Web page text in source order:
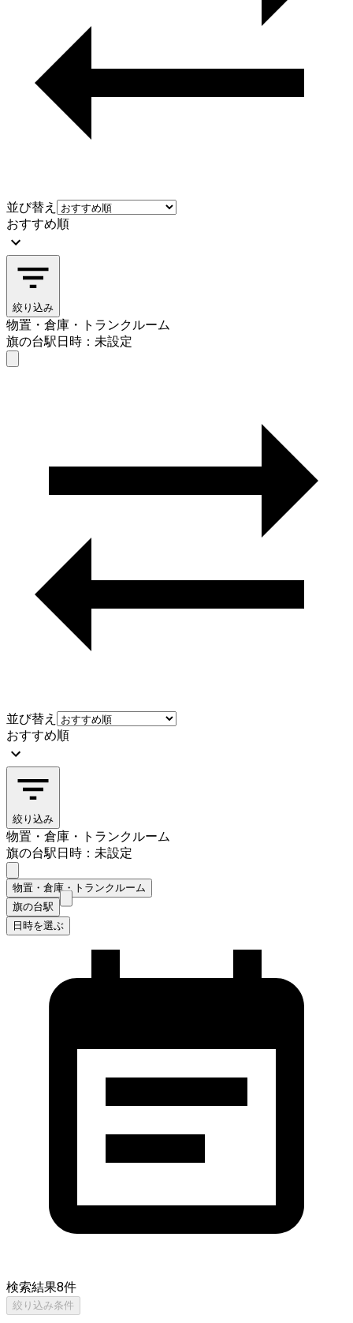
並び替え
おすすめ順
絞り込み
物置・倉庫・トランクルーム
旗の台駅日時：未設定
並び替え
おすすめ順
絞り込み
物置・倉庫・トランクルーム
旗の台駅日時：未設定
物置・倉庫・トランクルーム
旗の台駅
日時を選ぶ
検索結果8件
絞り込み条件